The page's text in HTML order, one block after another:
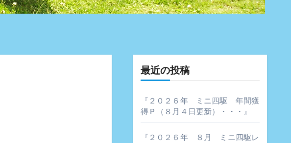
最近の投稿
『２０２６年 ミニ四駆 年間獲
得Ｐ（８月４日更新）・・・』
『２０２６年 ８月 ミニ四駆レ